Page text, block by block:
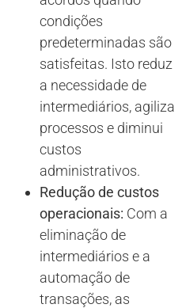
condições
predeterminadas são
satisfeitas. Isto reduz
a necessidade de
intermediários, agiliza
processos e diminui
custos
administrativos.
Redução de custos
operacionais: Com a
eliminação de
intermediários e a
automação de
transações, as